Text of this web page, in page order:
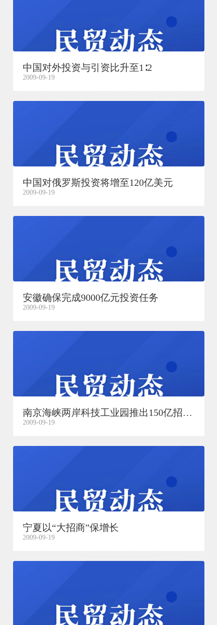
中国对外投资与引资比升至1∶2
2009-09-19
中国对俄罗斯投资将增至120亿美元
2009-09-19
安徽确保完成9000亿元投资任务
2009-09-19
南京海峡两岸科技工业园推出150亿招商计划
2009-09-19
宁夏以“大招商”保增长
2009-09-19